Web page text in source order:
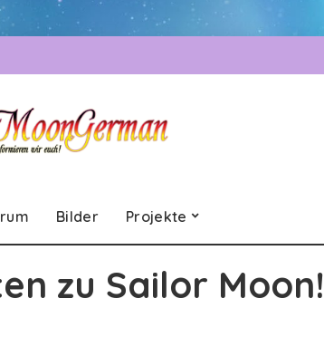
Bilder Projekte
zu Sailor Moon!